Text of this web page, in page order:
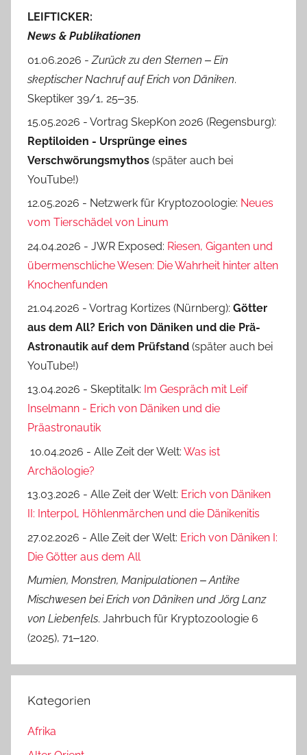
LEIFTICKER:
News & Publikationen
01.06.2026 - Zurück zu den Sternen ‒ Ein
skeptischer Nachruf auf Erich von Däniken.
Skeptiker 39/1, 25‒35.
15.05.2026 - Vortrag SkepKon 2026 (Regensburg):
Reptiloiden - Ursprünge eines
Verschwörungsmythos (später auch bei
YouTube!)
12.05.2026 - Netzwerk für Kryptozoologie: Neues
vom Tierschädel von Linum
24.04.2026 - JWR Exposed: Riesen, Giganten und
übermenschliche Wesen: Die Wahrheit hinter alten
Knochenfunden
21.04.2026 - Vortrag Kortizes (Nürnberg): Götter
aus dem All? Erich von Däniken und die Prä-
Astro­nautik auf dem Prüf­stand (später auch bei
YouTube!)
13.04.2026 - Skeptitalk: Im Gespräch mit Leif
Inselmann - Erich von Däniken und die
Präastronautik
10.04.2026 - Alle Zeit der Welt: Was ist
Archäologie?
13.03.2026 - Alle Zeit der Welt: Erich von Däniken
II: Interpol, Höhlenmärchen und die Dänikenitis
27.02.2026 - Alle Zeit der Welt: Erich von Däniken I:
Die Götter aus dem All
Mumien, Monstren, Manipulationen ‒ Antike
Mischwesen bei Erich von Däniken und Jörg Lanz
von Liebenfels. Jahrbuch für Kryptozoologie 6
(2025), 71‒120.
Kategorien
Afrika